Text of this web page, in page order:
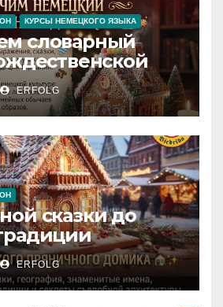
КУРСЫ НЕМЕЦКОГО ЯЗЫКА
словарный
немецкий
ERFOLG
сказки до
секреты
пряничного
ERFOLG